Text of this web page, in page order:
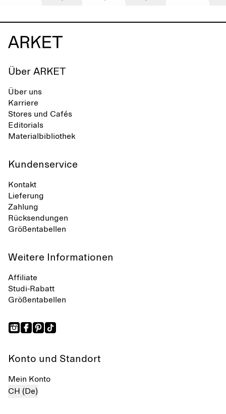
Über ARKET
Über uns
Karriere
Stores und Cafés
Editorials
Materialbibliothek
Kundenservice
Kontakt
Lieferung
Zahlung
Rücksendungen
Größentabellen
Weitere Informationen
Affiliate
Studi-Rabatt
Größentabellen
Konto und Standort
Mein Konto
CH (De)